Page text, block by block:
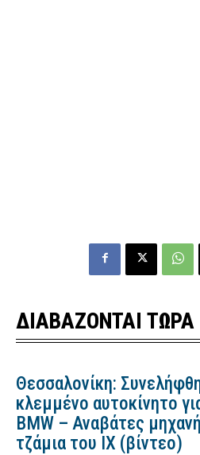
ΔΙΑΒΑΖΟΝΤΑΙ ΤΩΡΑ
Θεσσαλονίκη:
κλεμμένο αυτοκίνητο
BMW – Αναβάτες
τζάμια του ΙΧ (βίντεο)